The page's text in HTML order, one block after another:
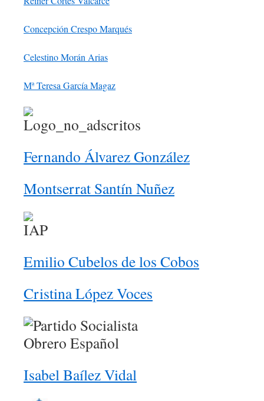
Concepción Crespo Marqués
Celestino Morán Arias
Mª Teresa García Magaz
Fernando Álvarez González
Montserrat Santín Nuñez
Emilio Cubelos de los Cobos
Cristina López Voces
Isabel Baílez Vidal